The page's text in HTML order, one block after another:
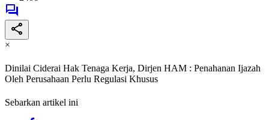
×
Dinilai Ciderai Hak Tenaga Kerja, Dirjen HAM : Penahanan Ijazah
Oleh Perusahaan Perlu Regulasi Khusus
Sebarkan artikel ini